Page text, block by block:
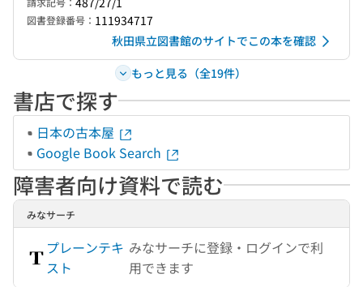
図書登録番号： 111934717
秋田県立図書館のサイトでこの本を確認
もっと見る（全19件）
書店で探す
日本の古本屋
Google Book Search
障害者向け資料で読む
みなサーチ
プレーンテキ
スト
みなサーチに登録・ログインで利
用できます